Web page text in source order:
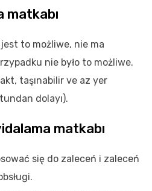
matkabı
to możliwe, nie ma
nie było to możliwe.
taşınabilir ve az yer
dolayı).
matkabı
się do zaleceń i zaleceń